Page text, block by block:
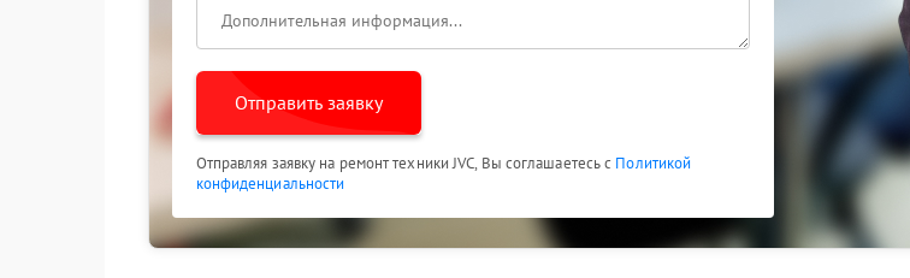
Отправить заявку
Отправляя заявку на ремонт техники JVC, Вы соглашаетесь с Политикой
конфиденциальности